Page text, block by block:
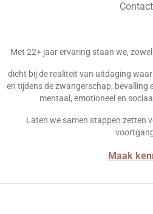
Contact
Met 22+ jaar ervaring staan we,
dicht bij de realiteit van uitdaging
en tijdens de zwangerschap, bevalling
mentaal, emotioneel en
Laten we samen stappen zetten
Maak